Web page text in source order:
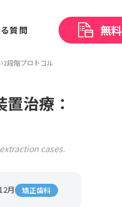
質問 無料
2段階プロトコル
治療：
cases.
月 矯正歯科